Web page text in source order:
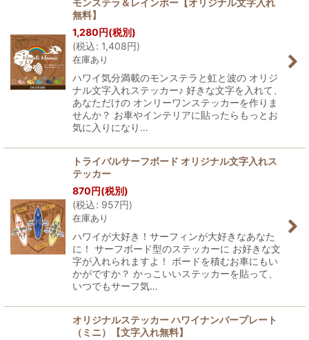
無料】
1,280円(税別)
(税込: 1,408円)
在庫あり
ハワイ気分満載のモンステラと虹と波の オリジ
ナル文字入れステッカー♪ 好きな文字を入れて、
あなただけの オンリーワンステッカーを作りま
せんか？ お車やインテリアに貼ったらもっとお
気に入りになり…
トライバルサーフボード オリジナル文字入れス
テッカー
870円(税別)
(税込: 957円)
在庫あり
ハワイが大好き！サーフィンが大好きなあなた
に！ サーフボード型のステッカーに お好きな文
字が入れられますよ！ ボードを積むお車にもい
かがですか？ かっこいいステッカーを貼って、
いつでもサーフ気…
オリジナルステッカー ハワイナンバープレート
（ミニ）【文字入れ無料】